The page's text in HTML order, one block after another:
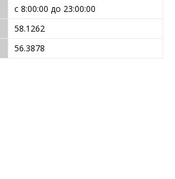
с 8:00:00 до 23:00:00
58.1262
56.3878